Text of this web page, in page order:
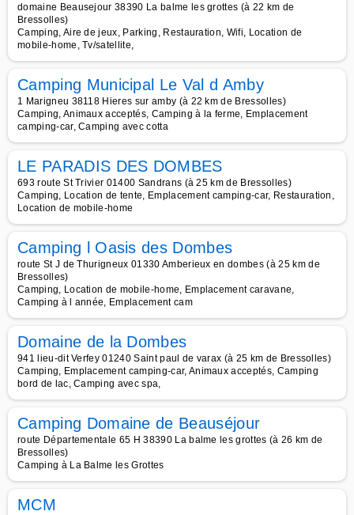
domaine Beausejour 38390 La balme les grottes (à 22 km de
Bressolles)
Camping, Aire de jeux, Parking, Restauration, Wifi, Location de
mobile-home, Tv/satellite,
Camping Municipal Le Val d Amby
1 Marigneu 38118 Hieres sur amby (à 22 km de Bressolles)
Camping, Animaux acceptés, Camping à la ferme, Emplacement
camping-car, Camping avec cotta
LE PARADIS DES DOMBES
693 route St Trivier 01400 Sandrans (à 25 km de Bressolles)
Camping, Location de tente, Emplacement camping-car, Restauration,
Location de mobile-home
Camping l Oasis des Dombes
route St J de Thurigneux 01330 Amberieux en dombes (à 25 km de
Bressolles)
Camping, Location de mobile-home, Emplacement caravane,
Camping à l année, Emplacement cam
Domaine de la Dombes
941 lieu-dit Verfey 01240 Saint paul de varax (à 25 km de Bressolles)
Camping, Emplacement camping-car, Animaux acceptés, Camping
bord de lac, Camping avec spa,
Camping Domaine de Beauséjour
route Départementale 65 H 38390 La balme les grottes (à 26 km de
Bressolles)
Camping à La Balme les Grottes
MCM